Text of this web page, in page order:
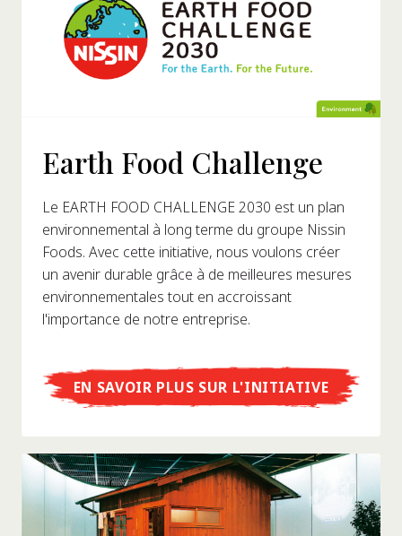
Earth Food Challenge
Le EARTH FOOD CHALLENGE 2030 est un plan
environnemental à long terme du groupe Nissin
Foods. Avec cette initiative, nous voulons créer
un avenir durable grâce à de meilleures mesures
environnementales tout en accroissant
l'importance de notre entreprise.
EN SAVOIR PLUS SUR L'INITIATIVE